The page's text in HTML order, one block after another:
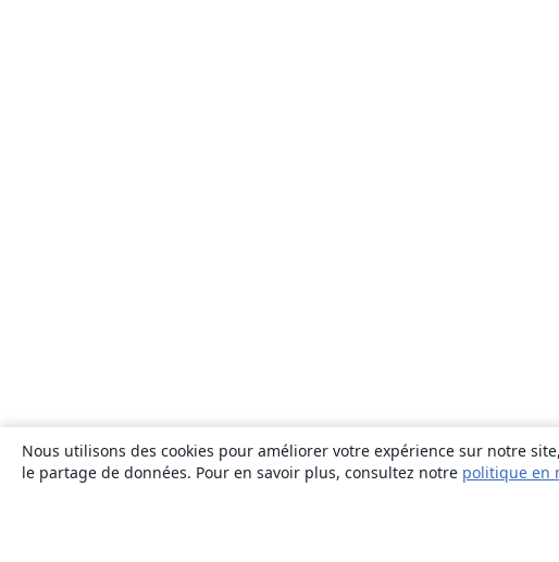
Nous utilisons des cookies pour améliorer votre expérience sur notre
le partage de données. Pour en savoir plus, consultez notre politique en